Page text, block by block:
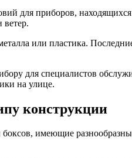
для приборов,
ветер.
или пластика.
для специалистов
на улице.
конструкции
имеющие